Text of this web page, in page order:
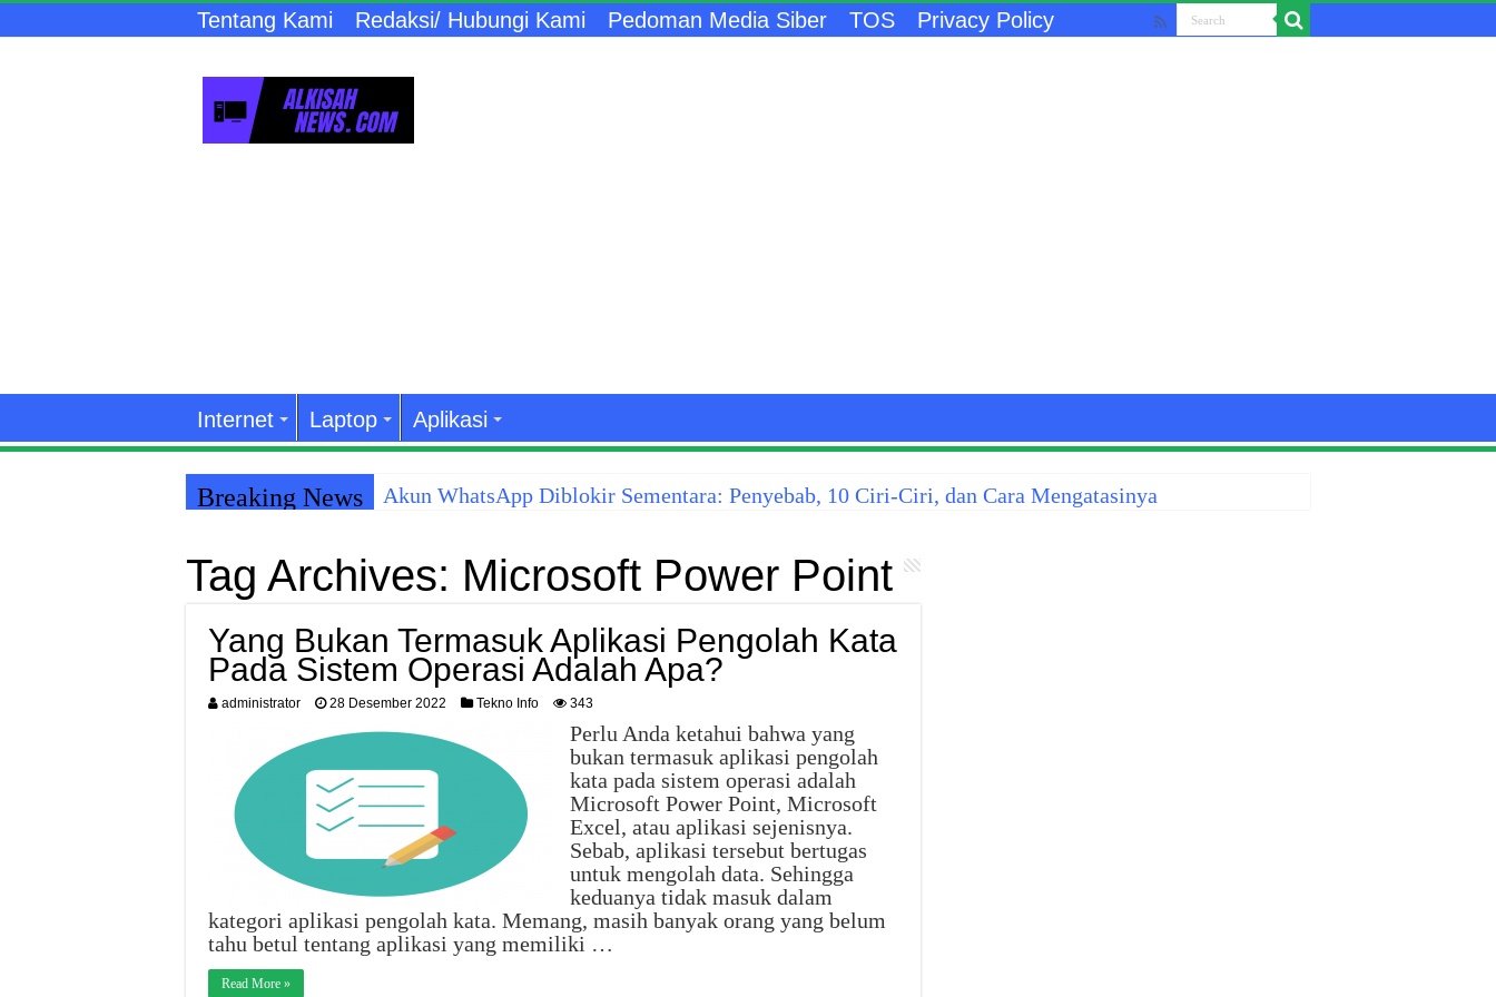
Tentang Kami Redaksi/ Hubungi Kami Pedoman Media Siber TOS Privacy Policy
Internet Laptop Aplikasi
Breaking News Akun WhatsApp Diblokir Sementara: Penyebab, 10 Ciri-Ciri, dan Cara Mengatasinya
Tag Archives: Microsoft Power Point
Yang Bukan Termasuk Aplikasi Pengolah Kata
Pada Sistem Operasi Adalah Apa?
administrator 28 Desember 2022 Tekno Info 343
Perlu Anda ketahui bahwa yang
bukan termasuk aplikasi pengolah
kata pada sistem operasi adalah
Microsoft Power Point, Microsoft
Excel, atau aplikasi sejenisnya.
Sebab, aplikasi tersebut bertugas
untuk mengolah data. Sehingga
keduanya tidak masuk dalam
kategori aplikasi pengolah kata. Memang, masih banyak orang yang belum
tahu betul tentang aplikasi yang memiliki …
Read More »